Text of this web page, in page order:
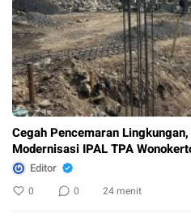
Cegah Pencemaran
Modernisasi IPAL TPA
Editor
0 0 24 menit